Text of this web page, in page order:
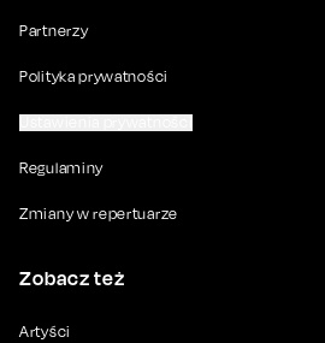
Partnerzy
Polityka prywatności
Regulaminy
Zmiany w repertuarze
Zobacz też
Artyści